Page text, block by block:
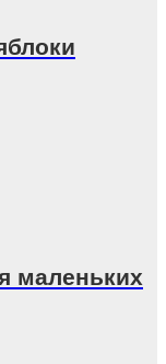
маленьких